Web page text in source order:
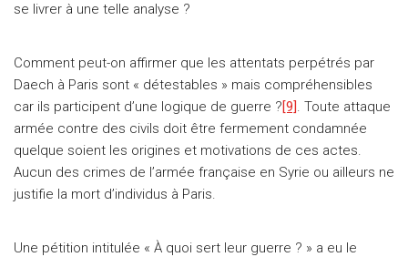
se livrer à une telle analyse ?
Comment peut-on affirmer que les attentats perpétrés par
Daech à Paris sont « détestables » mais compréhensibles
car ils participent d’une logique de guerre ?[9]. Toute attaque
armée contre des civils doit être fermement condamnée
quelque soient les origines et motivations de ces actes.
Aucun des crimes de l’armée française en Syrie ou ailleurs ne
justifie la mort d’individus à Paris.
Une pétition intitulée « À quoi sert leur guerre ? » a eu le